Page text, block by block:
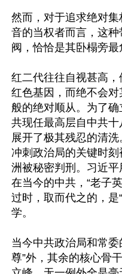
然而，对于追求绝对
音的当权者而言，这种
阀，恰恰是其卧榻旁最
红二代往往自视甚高
红色基因，而绝不会
般的绝对顺从。为了确
共现任最高层自中共
展开了极其残忍的清
冲刺政治局的关键时
洲被秘密判刑。习近平
在当今的中共，“老子
过时，取而代之的，是
学。
当今中共政治局和常
尊”外，其余的核心骨